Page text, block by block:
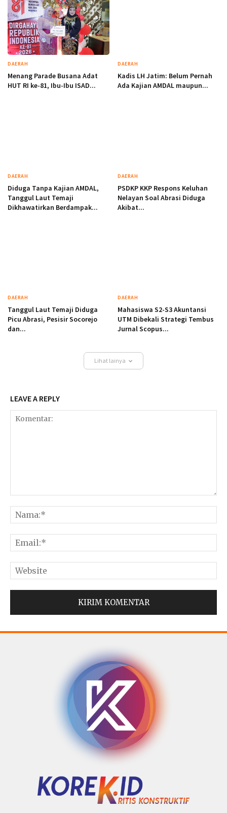
DAERAH
Menang Parade Busana Adat
HUT RI ke-81, Ibu-Ibu ISAD...
DAERAH
Kadis LH Jatim: Belum Pernah
Ada Kajian AMDAL maupun...
DAERAH
Diduga Tanpa Kajian AMDAL,
Tanggul Laut Temaji
Dikhawatirkan Berdampak...
DAERAH
PSDKP KKP Respons Keluhan
Nelayan Soal Abrasi Diduga
Akibat...
DAERAH
Tanggul Laut Temaji Diduga
Picu Abrasi, Pesisir Socorejo
dan...
DAERAH
Mahasiswa S2-S3 Akuntansi
UTM Dibekali Strategi Tembus
Jurnal Scopus...
Lihat lainya
LEAVE A REPLY